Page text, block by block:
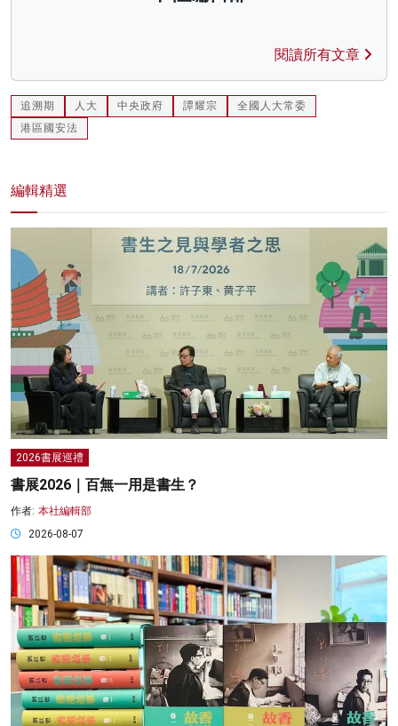
閱讀所有文章
追溯期 人大 中央政府 譚耀宗
全國人大常委
港區國安法
編輯精選
2026書展巡禮
書展2026｜百無一用是書生？
作者: 本社編輯部
2026-08-07